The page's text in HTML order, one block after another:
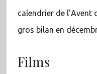
calendrier de
gros bilan en
Films